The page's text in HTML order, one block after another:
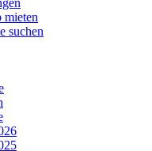
mieten
suchen